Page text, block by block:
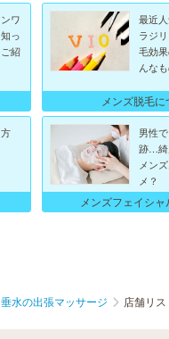
ワ
っ
紹
最近
ラジ
毛効
んな
メンズ脱毛に
男性
跡…綺
メン
メ？
メンズフェイシ
垂水の出張マッサージ 店舗リス